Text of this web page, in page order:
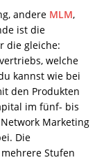
andere MLM,
ist die
die gleiche:
welche
kannst wie bei
den Produkten
im fünf- bis
Marketing
Die
Stufen